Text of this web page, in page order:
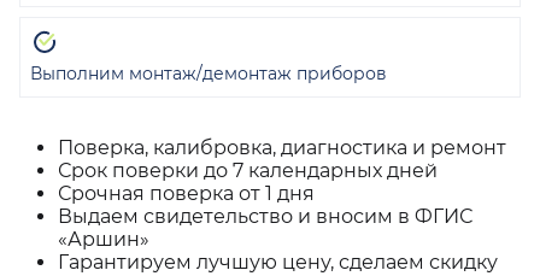
Поверка, калибровка, диагностика и ремонт
Срок поверки до 7 календарных дней
Срочная поверка от 1 дня
Выдаем свидетельство и вносим в ФГИС
«Аршин»
Гарантируем лучшую цену, сделаем скидку
Выполним монтаж/демонтаж приборов